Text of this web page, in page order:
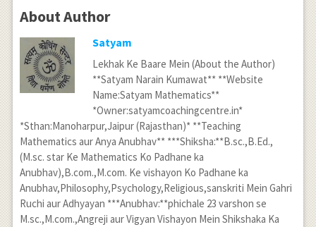
About Author
Satyam
Lekhak Ke Baare Mein (About the Author)
**Satyam Narain Kumawat** **Website
Name:Satyam Mathematics**
*Owner:satyamcoachingcentre.in*
*Sthan:Manoharpur,Jaipur (Rajasthan)* **Teaching
Mathematics aur Anya Anubhav** ***Shiksha:**B.sc.,B.Ed.,
(M.sc. star Ke Mathematics Ko Padhane ka
Anubhav),B.com.,M.com. Ke vishayon Ko Padhane ka
Anubhav,Philosophy,Psychology,Religious,sanskriti Mein Gahri
Ruchi aur Adhyayan ***Anubhav:**phichale 23 varshon se
M.sc.,M.com.,Angreji aur Vigyan Vishayon Mein Shikshaka Ka